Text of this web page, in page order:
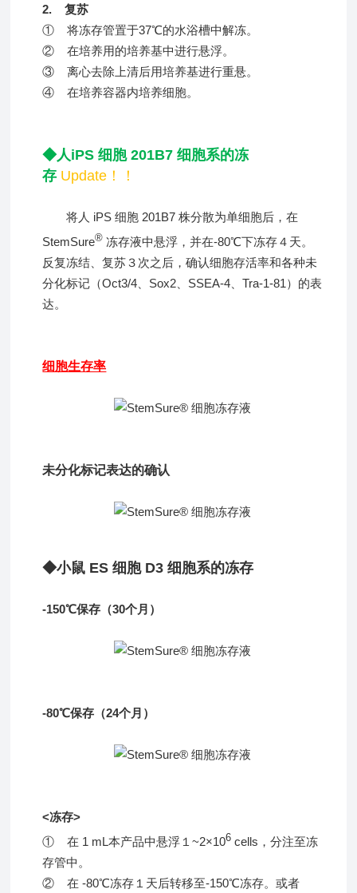
2. 复苏
① 将冻存管置于37℃的水浴槽中解冻。
② 在培养用的培养基中进行悬浮。
③ 离心去除上清后用培养基进行重悬。
④ 在培养容器内培养细胞。
◆人iPS 细胞 201B7 细胞系的冻
存 Update！！
将人 iPS 细胞 201B7 株分散为单细胞后，在
StemSure® 冻存液中悬浮，并在-80℃下冻存４天。
反复冻结、复苏３次之后，确认细胞存活率和各种未
分化标记（Oct3/4、Sox2、SSEA-4、Tra-1-81）的表
达。
细胞生存率
未分化标记表达的确认
◆小鼠 ES 细胞 D3 细胞系的冻存
-150℃保存（30个月）
-80℃保存（24个月）
<冻存>
① 在 1 mL本产品中悬浮１~2×106 cells，分注至冻
存管中。
② 在 -80℃冻存１天后转移至-150℃冻存。或者